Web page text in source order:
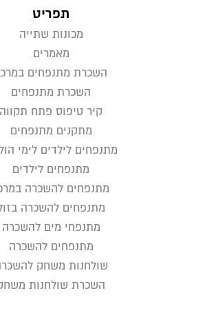
תפריט
מכונות שתייה
מאמרים
השכרת מתנפחים
השכרת מתנפחים
קיר טיפוס פתח תקווה
מתקנים מתנפחים
מתנפחים לילדים לימי
מתנפחים לילדים
מתנפחים להשכרה
מתנפחים להשכרה
מתנפחי מים להשכרה
מתנפחים להשכרה
שולחנות משחק
השכרת שולחנות